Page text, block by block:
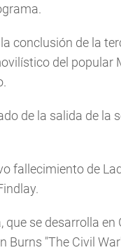
conclusión de la
del popular
de la salida de la
fallecimiento de
se desarrolla
Burns "The Civil